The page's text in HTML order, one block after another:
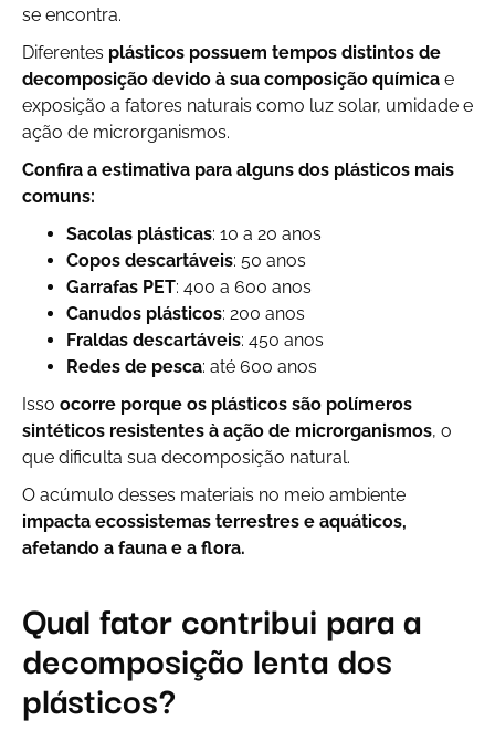
se encontra.
Diferentes plásticos possuem tempos distintos de
decomposição devido à sua composição química e
exposição a fatores naturais como luz solar, umidade e
ação de microrganismos.
Confira a estimativa para alguns dos plásticos mais
comuns:
Sacolas plásticas: 10 a 20 anos
Copos descartáveis: 50 anos
Garrafas PET: 400 a 600 anos
Canudos plásticos: 200 anos
Fraldas descartáveis: 450 anos
Redes de pesca: até 600 anos
Isso ocorre porque os plásticos são polímeros
sintéticos resistentes à ação de microrganismos, o
que dificulta sua decomposição natural.
O acúmulo desses materiais no meio ambiente
impacta ecossistemas terrestres e aquáticos,
afetando a fauna e a flora.
Qual fator contribui para a
decomposição lenta dos
plásticos?